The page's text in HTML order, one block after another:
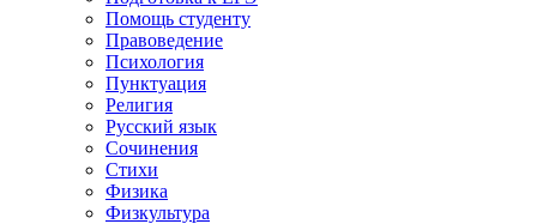
Помощь студенту
Правоведение
Психология
Пунктуация
Религия
Русский язык
Сочинения
Стихи
Физика
Физкультура